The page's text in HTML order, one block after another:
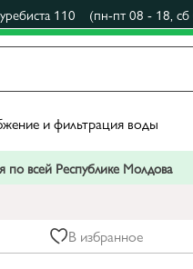
110 (пн-пт 08 - 18,
и фильтрация воды
по всей Республике Молдова
В избранное